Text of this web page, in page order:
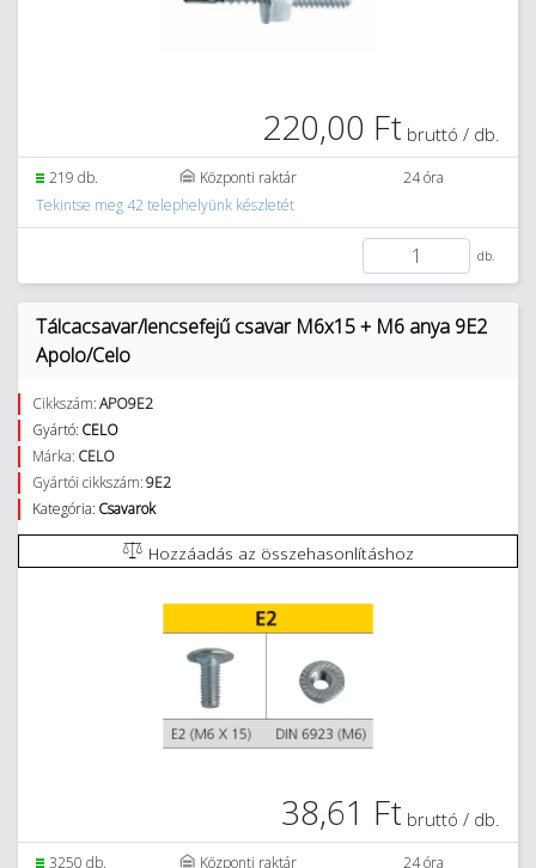
220,00 Ft bruttó / db.
219 db. Központi raktár
24 óra
Tekintse meg 42 telephelyünk készletét
db.
Tálcacsavar/lencsefejű csavar M6x15 + M6 anya 9E2
Apolo/Celo
Cikkszám:APO9E2
Gyártó: CELO
Márka: CELO
Gyártói cikkszám:9E2
Kategória: Csavarok
Hozzáadás az összehasonlításhoz
38,61 Ft bruttó / db.
3250 db. Központi raktár 24 óra